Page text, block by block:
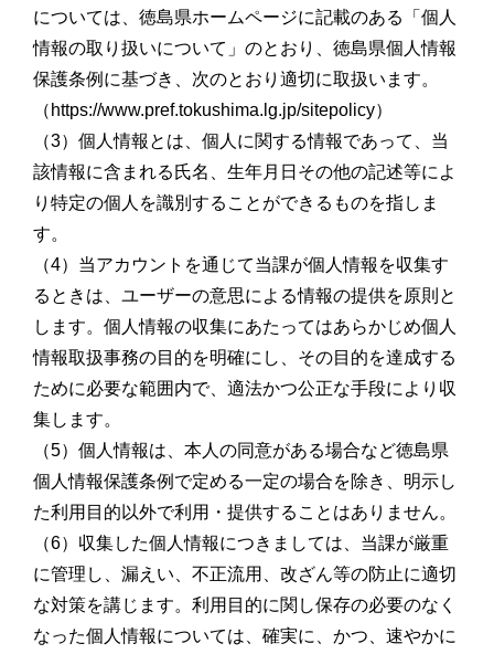
については、徳島県ホームページに記載のある「個人
情報の取り扱いについて」のとおり、徳島県個人情報
保護条例に基づき、次のとおり適切に取扱います。
（https://www.pref.tokushima.lg.jp/sitepolicy）
（3）個人情報とは、個人に関する情報であって、当
該情報に含まれる氏名、生年月日その他の記述等によ
り特定の個人を識別することができるものを指しま
す。
（4）当アカウントを通じて当課が個人情報を収集す
るときは、ユーザーの意思による情報の提供を原則と
します。個人情報の収集にあたってはあらかじめ個人
情報取扱事務の目的を明確にし、その目的を達成する
ために必要な範囲内で、適法かつ公正な手段により収
集します。
（5）個人情報は、本人の同意がある場合など徳島県
個人情報保護条例で定める一定の場合を除き、明示し
た利用目的以外で利用・提供することはありません。
（6）収集した個人情報につきましては、当課が厳重
に管理し、漏えい、不正流用、改ざん等の防止に適切
な対策を講じます。利用目的に関し保存の必要のなく
なった個人情報については、確実に、かつ、速やかに